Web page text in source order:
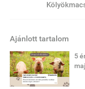
Ajánlott tartalom
5